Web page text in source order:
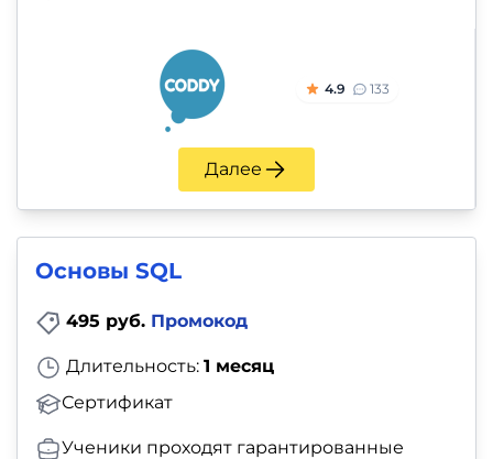
4.9 133
Далее
Основы SQL
495 руб. Промокод
Длительность: 1 месяц
Сертификат
Ученики проходят гарантированные